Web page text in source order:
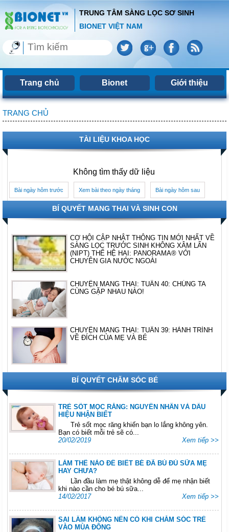
TRUNG TÂM SÀNG LỌC SƠ SINH
BIONET VIỆT NAM
Trang chủ Bionet Giới thiệu
TRANG CHỦ
TÀI LIỆU KHOA HỌC
Không tìm thấy dữ liệu
Bài ngày hôm trước Xem bài theo ngày tháng Bài ngày hôm sau
BÍ QUYẾT MANG THAI VÀ SINH CON
CƠ HỘI CẬP NHẬT THÔNG TIN MỚI NHẤT VỀ
SÀNG LỌC TRƯỚC SINH KHÔNG XÂM LẤN
(NIPT) THẾ HỆ HAI: PANORAMA® VỚI
CHUYÊN GIA NƯỚC NGOÀI
CHUYỆN MANG THAI: TUẦN 40: CHÚNG TA
CÙNG GẶP NHAU NÀO!
CHUYỆN MANG THAI: TUẦN 39: HÀNH TRÌNH
VỀ ĐÍCH CỦA MẸ VÀ BÉ
BÍ QUYẾT CHĂM SÓC BÉ
TRẺ SỐT MỌC RĂNG: NGUYÊN NHÂN VÀ DẤU
HIỆU NHẬN BIẾT
Trẻ sốt mọc răng khiến bạn lo lắng không yên.
Bạn có biết mỗi trẻ sẽ có...
20/02/2019
Xem tiếp >>
LÀM THẾ NÀO ĐỂ BIẾT BÉ ĐÃ BÚ ĐỦ SỮA MẸ
HAY CHƯA?
Lần đầu làm mẹ thật không dễ để mẹ nhận biết
khi nào cần cho bé bú sữa...
14/02/2017
Xem tiếp >>
SAI LẦM KHÔNG NÊN CÓ KHI CHĂM SÓC TRẺ
VÀO MÙA ĐÔNG